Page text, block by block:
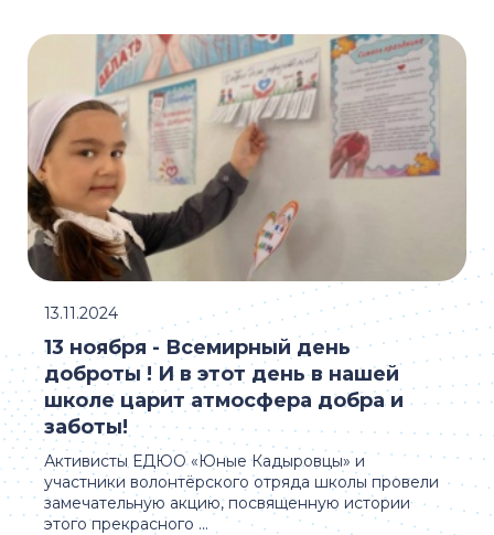
Активисты ЕДЮО «Юные Кадыровцы» и
участники волонтёрского отряда школы провели
замечательную акцию, посвященную истории
этого прекрасного ...
13 ноября - Всемирный день
доброты ! И в этот день в нашей
школе царит атмосфера добра и
заботы!
13.11.2024